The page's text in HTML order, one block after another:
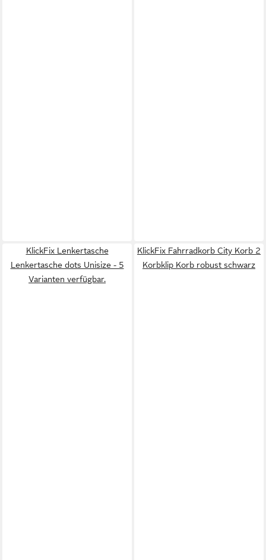
KlickFix Lenkertasche
Lenkertasche dots Unisize - 5
Varianten verfügbar.
KlickFix Fahrradkorb City Korb 2
Korbklip Korb robust schwarz